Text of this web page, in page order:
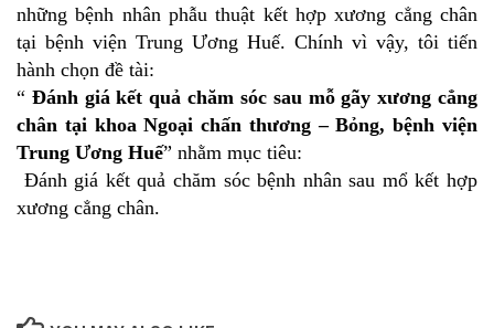
những bệnh nhân phẫu thuật kết hợp xương cẳng chân
tại bệnh viện Trung Ương Huế. Chính vì vậy, tôi tiến
hành chọn đề tài:
“ Đánh giá kết quả chăm sóc sau mỗ gãy xương cẳng
chân tại khoa Ngoại chấn thương – Bỏng, bệnh viện
Trung Ương Huế” nhằm mục tiêu:
Đánh giá kết quả chăm sóc bệnh nhân sau mổ kết hợp
xương cẳng chân.